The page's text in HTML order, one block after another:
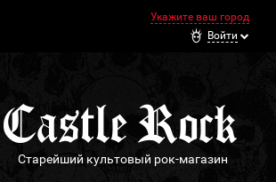
Укажите ваш город
Войти
Старейший культовый рок-магазин